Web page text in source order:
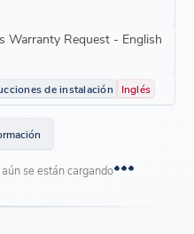
Warranty Request - English
de instalación Inglés
se están cargando